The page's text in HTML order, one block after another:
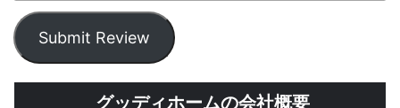
Submit Review
グッディホームの会社概要